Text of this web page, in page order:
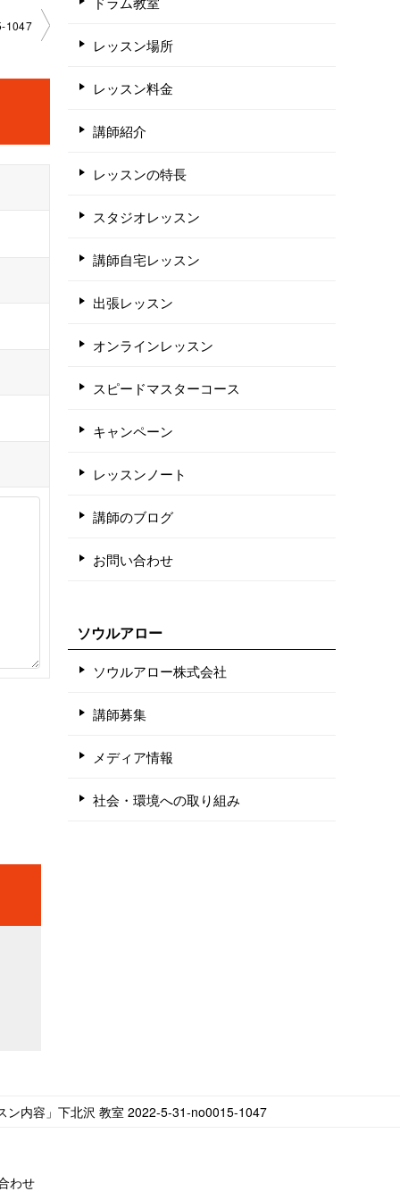
1047
レッスン場所
レッスン料金
講師紹介
レッスンの特長
スタジオレッスン
講師自宅レッスン
出張レッスン
オンラインレッスン
スピードマスターコース
キャンペーン
レッスンノート
講師のブログ
お問い合わせ
ソウルアロー
ソウルアロー株式会社
講師募集
メディア情報
社会・環境への取り組み
ン内容」下北沢 教室 2022-5-31-no0015-1047
わせ